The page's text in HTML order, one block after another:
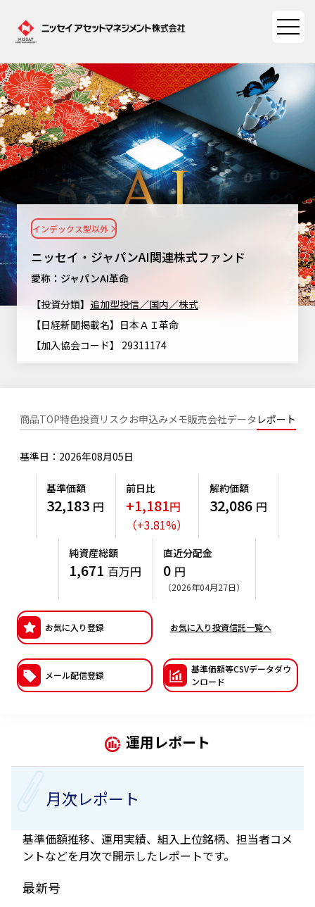
ファンド情報
ファンド情報TOP
基準価額一覧
ファンド検索
ファンド比較
決算カレンダー
海外休日カレンダー
投資信託新商品のご案内
投資信託償還商品のご案内
有価証券届出書の効力の発生の有無について
こだわりのインデックスファンド 購入・換金手数料なしシ
確定拠出年金について
確定拠出年金制度について
確定拠出年金での商品の選び方について
マーケット情報
マーケット情報TOP
マーケット指数
大関 洋の「十字路」
コラム
ファンドレポート
資産形成ポータル
資産形成ポータルTOP
Nダイレクト
投資の教室
サステナビリティ
サステナビリティTOP
サステナビリティ経営
SDGsとは？
サステナビリティ経営基本方針
サステナビリティ推進体制
ニッセイアセットの重要課題
サステナビリティへの取り組み
サステナビリティレポート
日本版スチュワードシップ・コードへの対応
議決権行使について
サステナビリティレポート等
ニッセイアセットについて
ニッセイアセットについてTOP
会社情報
受賞歴
方針・その他開示情報
採用情報
公式キャラクターのご紹介
最新情報
資産形成はじめるなら
ニッセイ・ジャパンAI関連株式ファンド
愛称：ジャパンAI革命
インデックス型以外
【投資分類】 追加型投信／国内／株式
【日経新聞掲載名】日本ＡＩ革命
【加入協会コード】 29311174
商品TOP特色投資リスク お申込みメモ販売会社データ レポート
基準日：2026年08月05日
基準価額
32,183 円
前日比
+1,181円
（+3.81%）
解約価額
32,086 円
純資産総額
1,671 百万円
直近分配金
0 円
（2026年04月27日）
お気に入り登録 お気に入り投資信託一覧へ
メール配信登録
基準価額等CSVデータダウ
ンロード
運用レポート
月次レポート
基準価額推移、運用実績、組入上位銘柄、担当者コメ
ントなどを月次で開示したレポートです。
最新号